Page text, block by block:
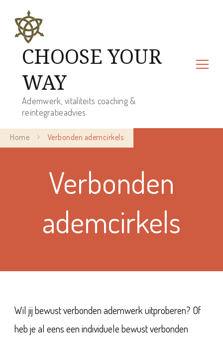
CHOOSE YOUR
WAY
Ademwerk, vitaliteits coaching &
reïntegratieadvies
Home Verbonden ademcirkels
Verbonden
ademcirkels
Wil jij bewust verbonden ademwerk uitproberen? Of
heb je al eens een individuele bewust verbonden